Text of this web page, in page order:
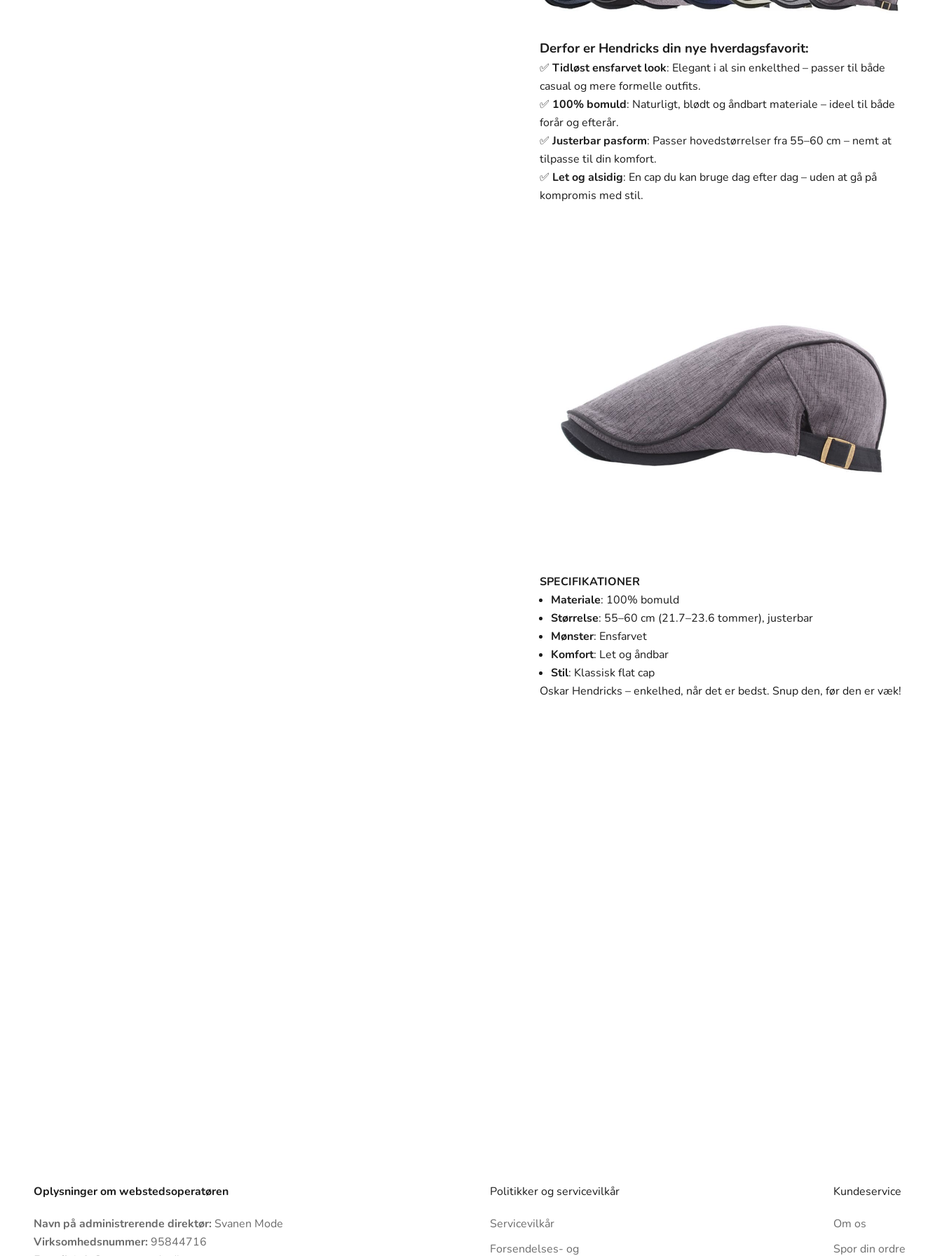
Derfor er Hendricks din nye hverdagsfavorit:
✅Tidløst ensfarvet look: Elegant i al sin enkelthed – passer til både
casual og mere formelle outfits.
✅ 100% bomuld: Naturligt, blødt og åndbart materiale – ideel til både
forår og efterår.
✅Justerbar pasform: Passer hovedstørrelser fra 55–60 cm – nemt at
tilpasse til din komfort.
✅ Let og alsidig: En cap du kan bruge dag efter dag – uden at gå på
kompromis med stil.
SPECIFIKATIONER
Materiale: 100% bomuld
Størrelse: 55–60 cm (21.7–23.6 tommer), justerbar
Mønster: Ensfarvet
Komfort: Let og åndbar
Stil: Klassisk flat cap
Oskar Hendricks – enkelhed, når det er bedst. Snup den, før den er væk!
Oplysninger om webstedsoperatøren
Navn på administrerende direktør: Svanen Mode
Virksomhedsnummer: 95844716
Politikker og servicevilkår
Servicevilkår
Forsendelses- og
Kundeservice
Om os
Spor din ordre